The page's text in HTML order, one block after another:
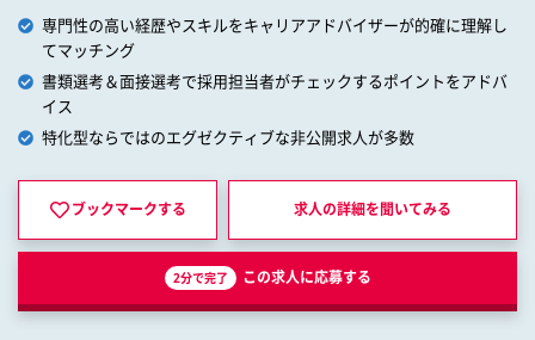
専門性の高い経歴やスキルをキャリアアドバイザーが的確に理解し
てマッチング
書類選考＆面接選考で採用担当者がチェックするポイントをアドバ
イス
特化型ならではのエグゼクティブな非公開求人が多数
ブックマークする 求人の詳細を聞いてみる
2分で完了 この求人に応募する